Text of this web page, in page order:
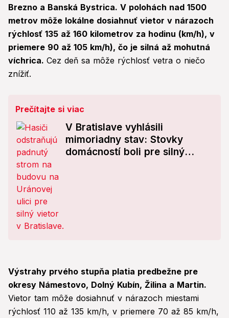
Brezno a Banská Bystrica. V polohách nad 1500
metrov môže lokálne dosiahnuť vietor v nárazoch
rýchlosť 135 až 160 kilometrov za hodinu (km/h), v
priemere 90 až 105 km/h), čo je silná až mohutná
víchrica. Cez deň sa môže rýchlosť vetra o niečo
znížiť.
Prečítajte si viac
V Bratislave vyhlásili
mimoriadny stav: Stovky
domácností boli pre silný
Výstrahy prvého stupňa platia predbežne pre
okresy Námestovo, Dolný Kubín, Žilina a Martin.
Vietor tam môže dosiahnuť v nárazoch miestami
rýchlosť 110 až 135 km/h, v priemere 70 až 85 km/h,